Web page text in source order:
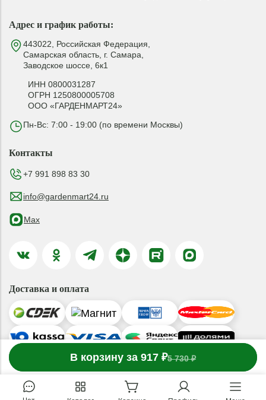
В корзину за 917 ₽5 730 ₽
1 товар в корзине
Адрес и график работы:
443022, Российская Федерация,
Самарская область, г. Самара,
Заводское шоссе, 6к1
ИНН 0800031287
ОГРН 1250800005708
ООО «ГАРДЕНМАРТ24»
Пн-Вс: 7:00 - 19:00 (по времени Москвы)
Контакты
+7 991 898 83 30
info@gardenmart24.ru
Max
Доставка и оплата
© 2019-2026 ООО «ГАРДЕНМАРТ24»